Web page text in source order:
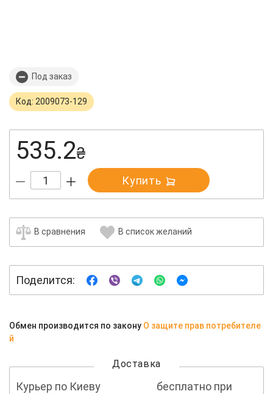
Под заказ
Код: 2009073-129
535.2₴
Купить
В сравнения В список желаний
Поделится:
Обмен производится по закону О защите прав потребителе
й
Доставка
Курьер по Киеву
бесплатно при